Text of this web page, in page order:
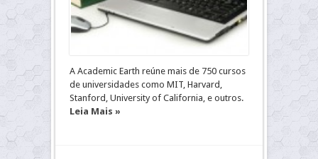
A Academic Earth reúne mais de 750 cursos
de universidades como MIT, Harvard,
Stanford, University of California, e outros.
Leia Mais »